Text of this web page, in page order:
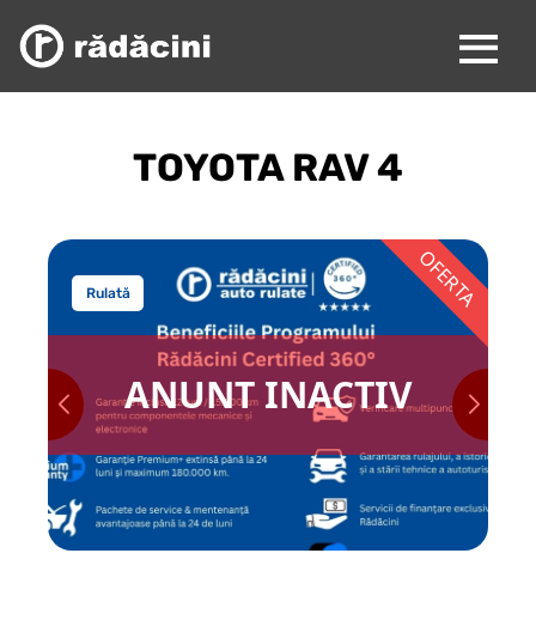
TOYOTA RAV 4
ANUNT INACTIV
Rulată